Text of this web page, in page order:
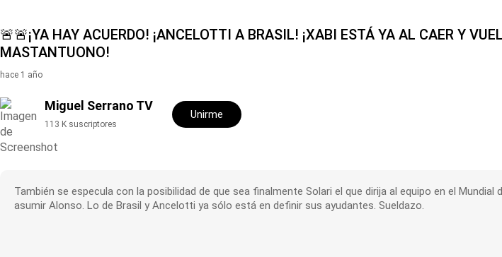
🚨🚨¡YA HAY ACUERDO! ¡ANCELOTTI A BRASIL! ¡XABI ESTÁ YA AL CAER Y
MASTANTUONO!
hace 1 año
Miguel Serrano TV
113 K suscriptores
Unirme
También se especula con la posibilidad de que sea finalmente Solari el que dirija al equipo en el Mundial
asumir Alonso. Lo de Brasil y Ancelotti ya sólo está en definir sus ayudantes. Sueldazo.